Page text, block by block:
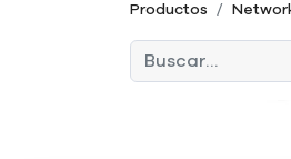
Productos